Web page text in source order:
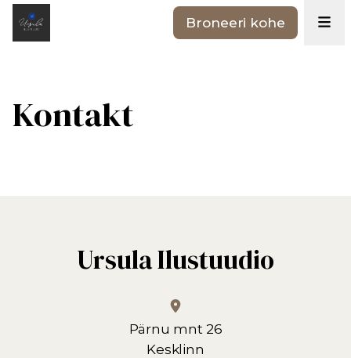
Broneeri kohe
Kontakt
Ursula Ilustuudio
Pärnu mnt 26
Kesklinn